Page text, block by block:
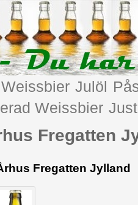
Weissbier Julöl
Weissbier
Fregatten
Fregatten Jylland